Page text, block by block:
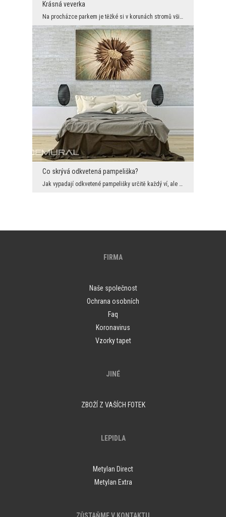
Krásná veverka
Na procházce parkem je těžké si v korunách stromů všimnout tohoto malého zvířátka. Vše proto, že ...
Co skrývá odkvetená pampeliška?
Jak vypadají odkvetené pampelišky určitě každý ví, ale málo kdo je viděl z takové perspektivy. Zd...
FIRMA
Naše společnost
Ochrana osobních
Faq
Koronavirus
Vzorky tapet
JINÉ
ZBOŽÍ Z VAŠÍCH FOTEK
LEPIDLA
Metylan Direct
Metylan Extra